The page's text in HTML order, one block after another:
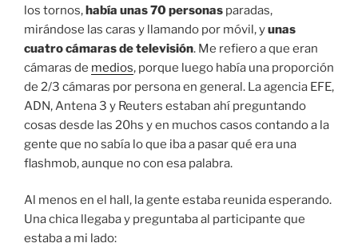
los tornos,había unas 70 personas paradas,
mirándose las caras y llamando por móvil, yunas
cuatro cámaras de televisión. Me refiero a que eran
cámaras de medios, porque luego había una proporción
de 2/3 cámaras por persona en general. La agencia EFE,
ADN, Antena 3 y Reuters estaban ahí preguntando
cosas desde las 20hs y en muchos casos contando a la
gente que no sabía lo que iba a pasar qué era una
flashmob, aunque no con esa palabra.
Al menos en el hall, la gente estaba reunida esperando.
Una chica llegaba y preguntaba al participante que
estaba a mi lado: